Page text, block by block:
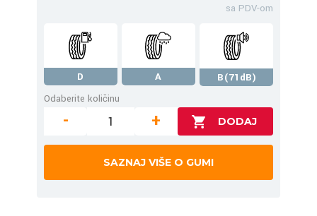
sa PDV-om
D A
B(71dB)
Odaberite količinu
- +
SAZNAJ VIŠE O GUMI